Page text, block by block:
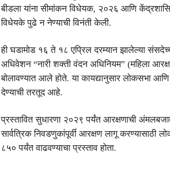
बीडला यांना सीमांकन विधेयक, २०२६ आणि
विधेयके पुढे न नेण्याची विनंती केली.
ही घडामोड १६ ते १८ एप्रिल दरम्यान झालेल्या
अधिवेशन “नारी शक्ती वंदन अधिनियम” (महिला
बोलावण्यात आले होते. या कायद्यानुसार लोकसभा
देण्याची तरतूद आहे.
प्रस्तावित सुधारणा २०२९ पर्यंत आरक्षणाची
सार्वत्रिक निवडणुकांपूर्वी आरक्षण लागू
८५० पर्यंत वाढवण्याचा प्रस्ताव होता.